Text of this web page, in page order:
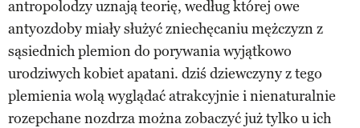
antropolodzy uznają teorię, według której owe
antyozdoby miały służyć zniechęcaniu mężczyzn z
sąsiednich plemion do porywania wyjątkowo
urodziwych kobiet apatani. dziś dziewczyny z tego
plemienia wolą wyglądać atrakcyjnie i nienaturalnie
rozepchane nozdrza można zobaczyć już tylko u ich